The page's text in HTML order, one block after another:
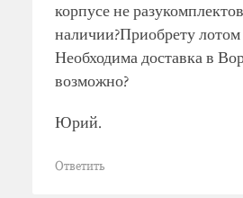
корпусе не
наличии?Приобрету лотом
Необходима доставка в
возможно?
Юрий.
Ответить